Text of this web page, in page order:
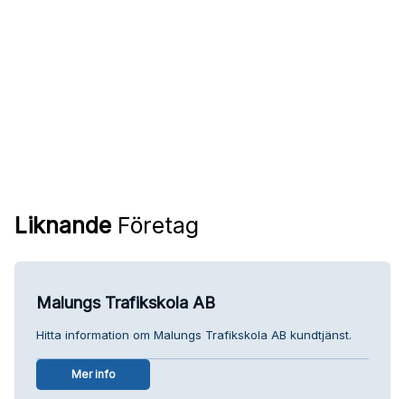
Liknande Företag
Malungs Trafikskola AB
Hitta information om Malungs Trafikskola AB kundtjänst.
Mer info